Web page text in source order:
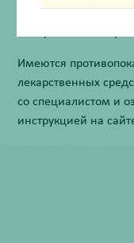
Имеются
лекарственных
со специалистом и
инструкцией на